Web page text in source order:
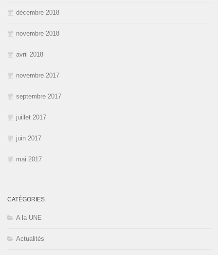
décembre 2018
novembre 2018
avril 2018
novembre 2017
septembre 2017
juillet 2017
juin 2017
mai 2017
CATÉGORIES
A la UNE
Actualités